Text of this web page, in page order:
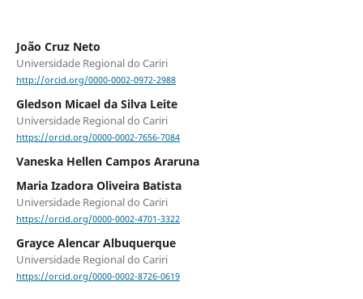
João Cruz Neto
Universidade Regional do Cariri
http://orcid.org/0000-0002-0972-2988
Gledson Micael da Silva Leite
Universidade Regional do Cariri
https://orcid.org/0000-0002-7656-7084
Vaneska Hellen Campos Araruna
Maria Izadora Oliveira Batista
Universidade Regional do Cariri
https://orcid.org/0000-0002-4701-3322
Grayce Alencar Albuquerque
Universidade Regional do Cariri
https://orcid.org/0000-0002-8726-0619